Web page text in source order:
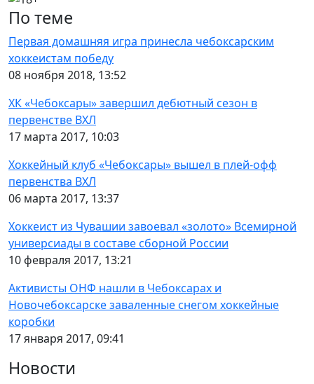
По теме
Первая домашняя игра принесла чебоксарским
хоккеистам победу
08 ноября 2018, 13:52
ХК «Чебоксары» завершил дебютный сезон в
первенстве ВХЛ
17 марта 2017, 10:03
Хоккейный клуб «Чебоксары» вышел в плей-офф
первенства ВХЛ
06 марта 2017, 13:37
Хоккеист из Чувашии завоевал «золото» Всемирной
универсиады в составе сборной России
10 февраля 2017, 13:21
Активисты ОНФ нашли в Чебоксарах и
Новочебоксарске заваленные снегом хоккейные
коробки
17 января 2017, 09:41
Новости